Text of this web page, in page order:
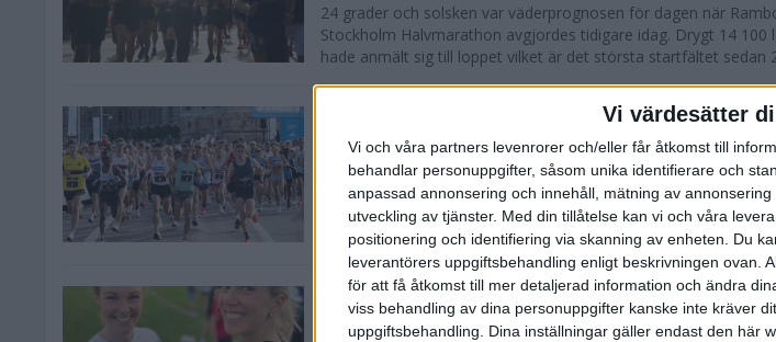
Vi värdesätter
Vi och våra partners levenrorer och/eller får åtkomst till
behandlar personuppgifter, såsom unika identifierare och
anpassad annonsering och innehåll, mätning av
utveckling av tjänster. Med din tillåtelse kan vi och våra
positionering och identifiering via skanning av enheten. Du
leverantörers uppgiftsbehandling enligt beskrivningen ovan.
för att få åtkomst till mer detaljerad information och ändra
viss behandling av dina personuppgifter kanske inte kräver
uppgiftsbehandling. Dina inställningar gäller endast den här
24 grader och solsken var väderprognosen för dagen när
Stockholm Halvmarathon avgjordes tidigare idag. Drygt 14 100
hade anmält sig till loppet vilket är det största startfältet sedan
Nytt banrekord signerat Diego Estrada när
Stockholm Halvmarathon avgjordes
10 sep 2023
Det var ett varmt Stockholm som välkomnade löparna i årets
Stockholm Halvmarathon, men trots värmen så levererade
fina tider. På herrsidan tog amerikanen Diego Estrada
Kajsa och Sandra redo för Ramboll Stockholm
Halvmarathon